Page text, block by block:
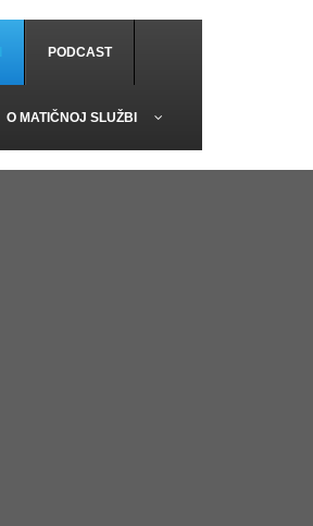
PODCAST
O MATIČNOJ SLUŽBI